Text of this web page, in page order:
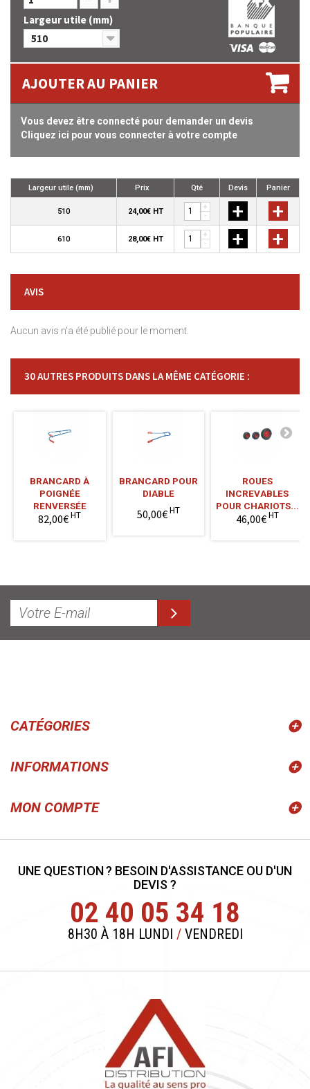
Largeur utile (mm)
510
AJOUTER AU PANIER
Vous devez être connecté pour demander un devis
Cliquez ici pour vous connecter à votre compte
Largeur utile (mm) Prix Qté Devis Panier
510 24,00€ HT
+
-
+ +
610 28,00€ HT
+
-
+ +
AVIS
Aucun avis n'a été publié pour le moment.
30 AUTRES PRODUITS DANS LA MÊME CATÉGORIE :
BRANCARD À
POIGNÉE
RENVERSÉE
82,00€HT
BRANCARD POUR
DIABLE
50,00€HT
ROUES
INCREVABLES
POUR CHARIOTS...
46,00€HT
CATÉGORIES
INFORMATIONS
MON COMPTE
UNE QUESTION ? BESOIN D'ASSISTANCE OU D'UN
DEVIS ?
02 40 05 34 18
8H30 À 18H LUNDI /VENDREDI